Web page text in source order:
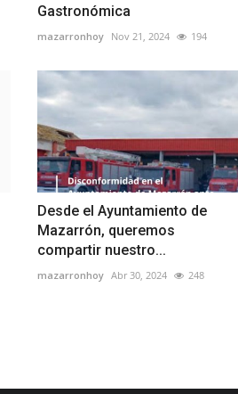
Gastronómica
mazarronhoy Nov 21, 2024 194
Desde el Ayuntamiento de
Mazarrón, queremos
compartir nuestro...
mazarronhoy Abr 30, 2024 248